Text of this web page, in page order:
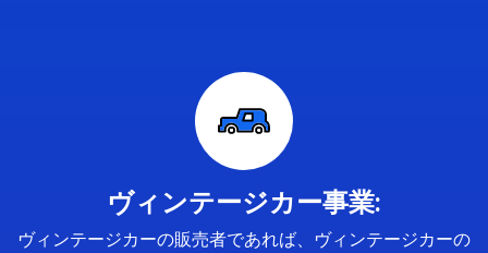
ヴィンテージカー事業:
ヴィンテージカーの販売者であれば、ヴィンテージカーの